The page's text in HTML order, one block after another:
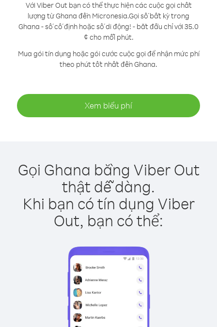
Với Viber Out bạn có thể thực hiện các cuộc gọi chất
lượng từ Ghana đến Micronesia.Gọi số bất kỳ trong
Ghana - số cố định hoặc số di động! - bắt đầu chỉ với 35.0
¢ cho mỗi phút.
Mua gói tín dụng hoặc gói cước cuộc gọi để nhận mức phí
theo phút tốt nhất đến Ghana.
Xem biểu phí
Gọi Ghana bằng Viber Out
thật dễ dàng.
Khi bạn có tín dụng Viber
Out, bạn có thể: